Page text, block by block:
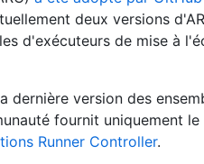
deux versions
d'exécuteurs de mise à
dernière version des
fournit uniquement
Runner Controller.